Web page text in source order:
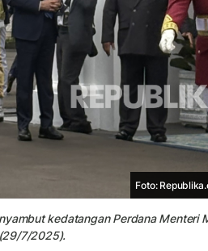
Foto:
kedatangan Perdana Menteri
7/2025).